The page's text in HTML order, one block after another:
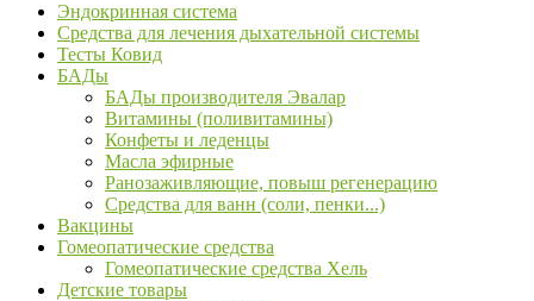
Эндокринная система
Средства для лечения дыхательной системы
Тесты Ковид
БАДы
БАДы производителя Эвалар
Витамины (поливитамины)
Конфеты и леденцы
Масла эфирные
Ранозаживляющие, повыш регенерацию
Средства для ванн (соли, пенки...)
Вакцины
Гомеопатические средства
Гомеопатические средства Хель
Детские товары